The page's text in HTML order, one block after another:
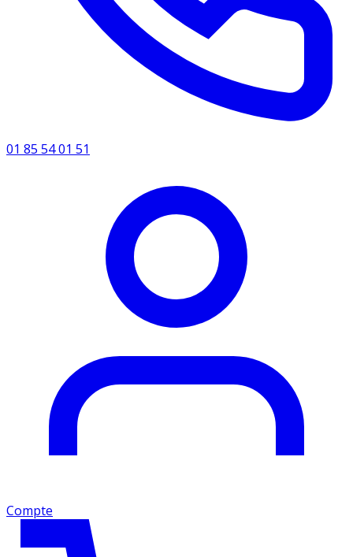
01 85 54 01 51
Compte